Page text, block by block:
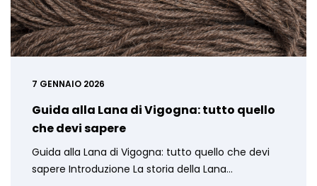
7 GENNAIO 2026
Guida alla Lana di Vigogna: tutto quello
che devi sapere
Guida alla Lana di Vigogna: tutto quello che devi
sapere Introduzione La storia della Lana…